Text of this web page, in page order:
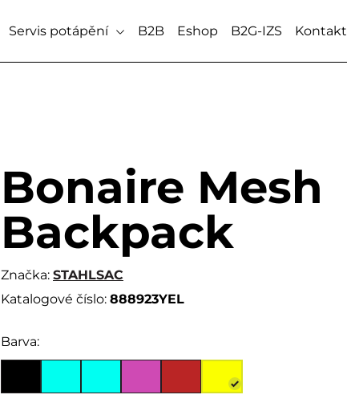
Servis potápění B2B Eshop B2G-IZS Kontakt
Bonaire Mesh
Backpack
Značka: STAHLSAC
Katalogové číslo: 888923YEL
Barva: